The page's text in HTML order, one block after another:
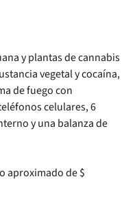
y plantas de cannabis
vegetal y cocaína,
de fuego con
celulares, 6
y una balanza de
aproximado de $